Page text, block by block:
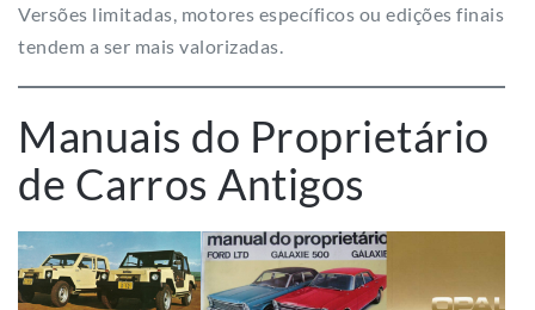
Versões limitadas, motores específicos ou edições finais
tendem a ser mais valorizadas.
Manuais do Proprietário
de Carros Antigos